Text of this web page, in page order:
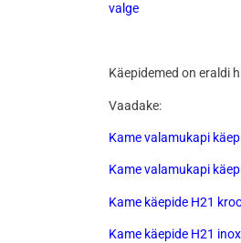
valge
Käepidemed on eraldi
Vaadake:
Kame valamukapi
Kame valamukapi
Kame käepide H21
Kame käepide H21